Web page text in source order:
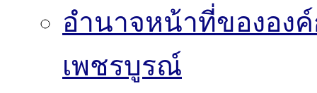
อำนาจหน้าที่ขององ
เพชรบูรณ์